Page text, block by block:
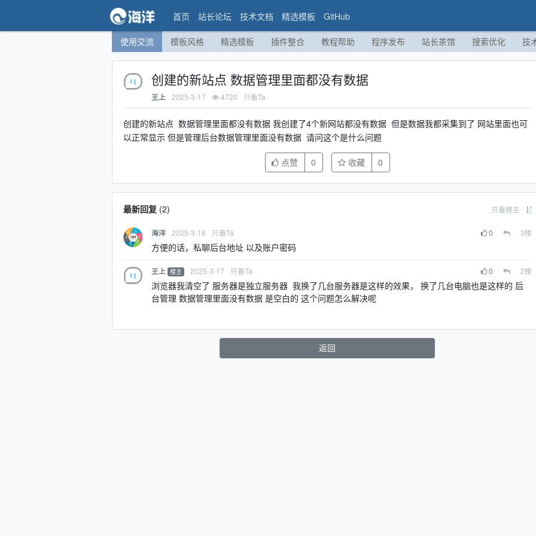
首页 站长论坛 技术文档 精选模板 GitHub
使用交流 模板风格 精选模板 插件整合 教程帮助 程序发布 站长茶馆 搜索优化 技
创建的新站点 数据管理里面都没有数据
王上 2025-3-17 4720 只看Ta
创建的新站点 数据管理里面都没有数据 我创建了4个新网站都没有数据 但是数据我都采集到了 网站里面也可
以正常显示 但是管理后台数据管理里面没有数据 请问这个是什么问题
点赞 0 收藏 0
最新回复(2) 只看楼主
海洋 2025-3-18 只看Ta 0 3楼
方便的话，私聊后台地址 以及账户密码
王上 楼主 2025-3-17 只看Ta 0 2楼
浏览器我清空了 服务器是独立服务器 我换了几台服务器是这样的效果， 换了几台电脑也是这样的 后
台管理 数据管理里面没有数据 是空白的 这个问题怎么解决呢
返回